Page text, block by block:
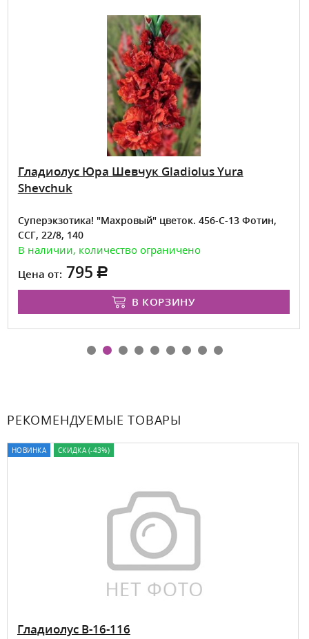
Гладиолус Юра Шевчук Gladiolus Yura
Shevchuk
Суперэкзотика! "Махровый" цветок. 456-С-13 Фотин,
ССГ, 22/8, 140
В наличии, количество ограничено
Цена от: 795
В КОРЗИНУ
РЕКОМЕНДУЕМЫЕ ТОВАРЫ
НОВИНКА СКИДКА (-43%)
Гладиолус В-16-116